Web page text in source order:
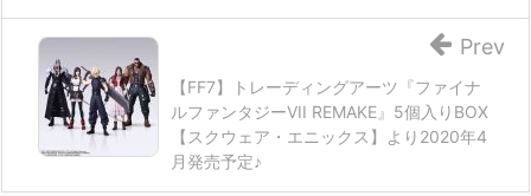
【FF7】トレーディングアーツ『ファイナ
ルファンタジーVII REMAKE』5個入りBOX
【スクウェア・エニックス】より2020年4
月発売予定♪
Prev